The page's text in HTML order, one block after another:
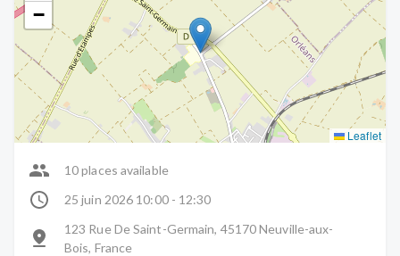
−
Leaflet
10 places available
25 juin 2026 10:00 - 12:30
123 Rue De Saint-Germain, 45170 Neuville-aux-
Bois, France